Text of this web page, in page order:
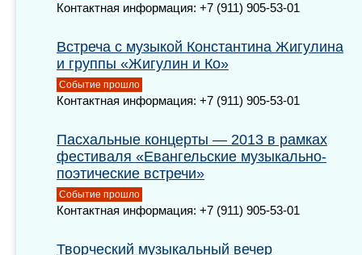
Контактная информация: +7 (911) 905-53-01
Встреча с музыкой Константина Жигулина
и группы «Жигулин и Ко»
Событие прошло
Контактная информация: +7 (911) 905-53-01
Пасхальные концерты — 2013 в рамках
фестиваля «Евангельские музыкально-
поэтические встречи»
Событие прошло
Контактная информация: +7 (911) 905-53-01
Творческий музыкальный вечер